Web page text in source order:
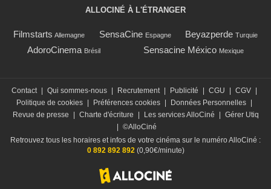
ALLOCINÉ À L'ÉTRANGER
Filmstarts Allemagne SensaCine Espagne Beyazperde Turquie
AdoroCinema Brésil Sensacine México Mexique
Contact | Qui sommes-nous | Recrutement | Publicité | CGU | CGV |
Politique de cookies | Préférences cookies | Données Personnelles |
Revue de presse
| Charte d'écriture | Les services AlloCiné | Gérer Utiq
| ©AlloCiné
Retrouvez tous les horaires et infos de votre cinéma sur le numéro AlloCiné :
0 892 892 892 (0,90€/minute)